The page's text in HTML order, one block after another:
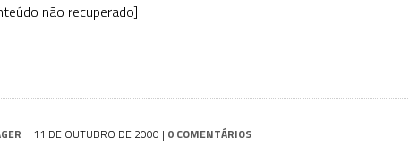
não recuperado]
11 DE OUTUBRO DE 2000 | 0 COMENTÁRIOS